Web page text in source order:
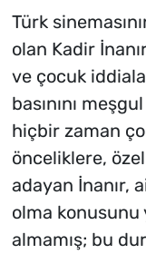
Türk
olan Kadir
ve çocuk
basınını
hiçbir zaman
önceliklere,
adayan İnanır,
olma konusunu
almamış; bu